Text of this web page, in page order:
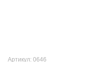
Артикул: 0646